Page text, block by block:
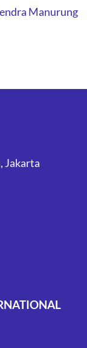
Manurung
Jakarta